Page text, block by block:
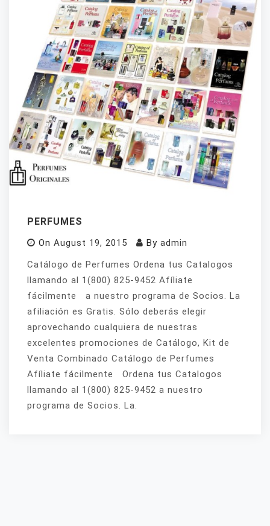
PERFUMES
On August 19, 2015 By admin
Catálogo de Perfumes Ordena tus Catalogos
llamando al 1(800) 825-9452 Afíliate
fácilmente a nuestro programa de Socios. La
afiliación es Gratis. Sólo deberás elegir
aprovechando cualquiera de nuestras
excelentes promociones de Catálogo, Kit de
Venta Combinado Catálogo de Perfumes
Afíliate fácilmente Ordena tus Catalogos
llamando al 1(800) 825-9452 a nuestro
programa de Socios. La.